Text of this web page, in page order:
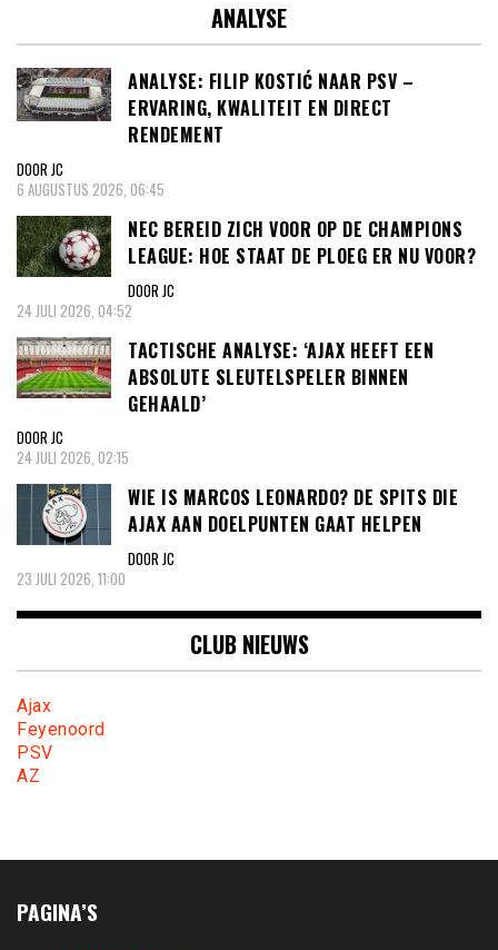
ANALYSE
ANALYSE: FILIP KOSTIĆ NAAR PSV –
ERVARING, KWALITEIT EN DIRECT
RENDEMENT
DOOR JC
6 AUGUSTUS 2026, 06:45
NEC BEREID ZICH VOOR OP DE CHAMPIONS
LEAGUE: HOE STAAT DE PLOEG ER NU VOOR?
DOOR JC
24 JULI 2026, 04:52
TACTISCHE ANALYSE: ‘AJAX HEEFT EEN
ABSOLUTE SLEUTELSPELER BINNEN
GEHAALD’
DOOR JC
24 JULI 2026, 02:15
WIE IS MARCOS LEONARDO? DE SPITS DIE
AJAX AAN DOELPUNTEN GAAT HELPEN
DOOR JC
23 JULI 2026, 11:00
CLUB NIEUWS
Ajax
Feyenoord
PSV
AZ
PAGINA’S